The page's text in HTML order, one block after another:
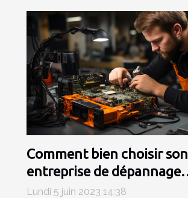
Comment bien choisir son
entreprise de dépannage
informatique ?
Lundi 5 juin 2023 14:38